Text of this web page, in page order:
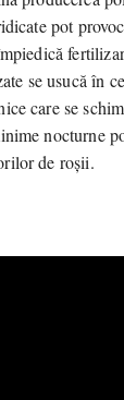
pot
se usucă în
care se
nocturne
de roșii.